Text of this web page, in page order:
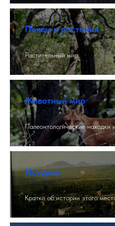
Почвы и растения
Растительный мир.
Животный мир
Палеонтологические находки
История
Кратко об истории этого